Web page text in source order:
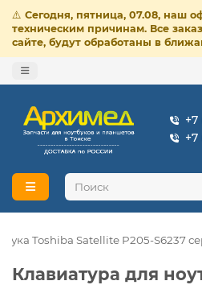
⚠️ Сегодня, пятница, 07.08, наш
техническим причинам. Все
сайте, будут обработаны в
+7
+7
Toshiba Satellite P205-S6237
Клавиатура для